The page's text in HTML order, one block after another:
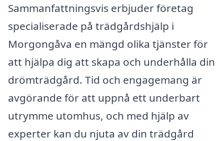
Sammanfattningsvis erbjuder företag
specialiserade på trädgårdshjälp i
Morgongåva en mängd olika tjänster för
att hjälpa dig att skapa och underhålla din
drömträdgård. Tid och engagemang är
avgörande för att uppnå ett underbart
utrymme utomhus, och med hjälp av
experter kan du njuta av din trädgård